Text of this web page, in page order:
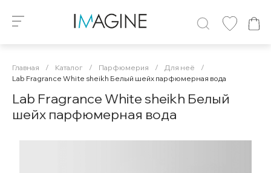
Главная / Каталог / Парфюмерия / Для неё
/
Lab Fragrance White sheikh Белый шейх парфюмерная вода
Lab Fragrance White sheikh Белый
шейх парфюмерная вода